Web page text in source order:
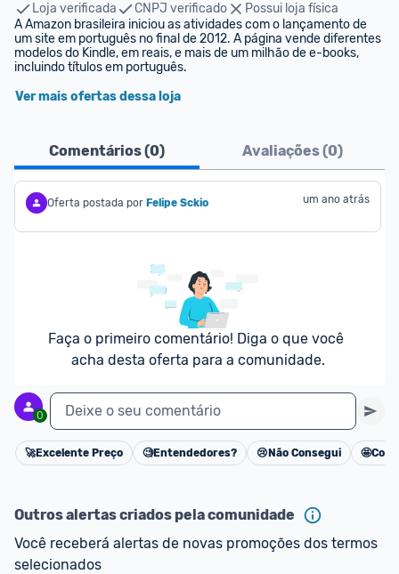
Loja verificada
CNPJ verificado
Possui loja física
A Amazon brasileira iniciou as atividades com o lançamento de
um site em português no final de 2012. A página vende diferentes
modelos do Kindle, em reais, e mais de um milhão de e-books,
incluindo títulos em português.
Ver mais ofertas dessa loja
Comentários (0) Avaliações (0)
Oferta postada por Felipe Sckio um ano atrás
Faça o primeiro comentário! Diga o que você
acha desta oferta para a comunidade.
0 Deixe o seu comentário
Cancelar
🚀Excelente Preço 🧐Entendedores? 😢 Não Consegui 🤩
Outros alertas criados pela comunidade
Você receberá alertas de novas promoções dos termos
selecionados